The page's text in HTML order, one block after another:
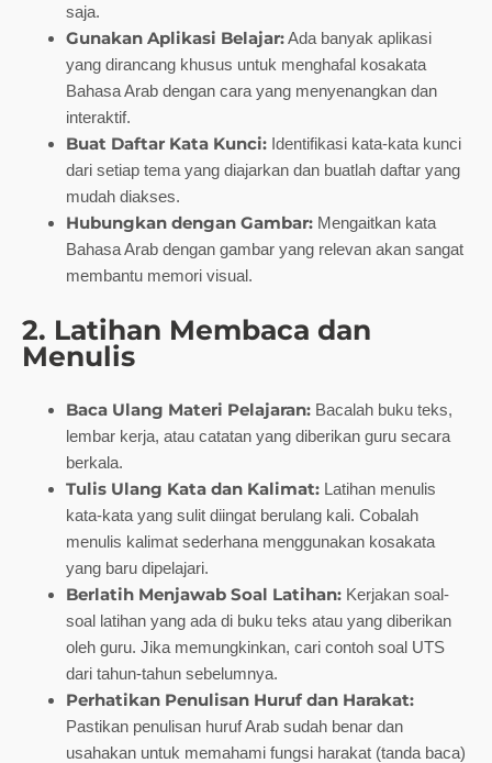
saja.
Gunakan Aplikasi Belajar:Ada banyak aplikasi
yang dirancang khusus untuk menghafal kosakata
Bahasa Arab dengan cara yang menyenangkan dan
interaktif.
Buat Daftar Kata Kunci: Identifikasi kata-kata kunci
dari setiap tema yang diajarkan dan buatlah daftar yang
mudah diakses.
Hubungkan dengan Gambar: Mengaitkan kata
Bahasa Arab dengan gambar yang relevan akan sangat
membantu memori visual.
2. Latihan Membaca dan
Menulis
Baca Ulang Materi Pelajaran: Bacalah buku teks,
lembar kerja, atau catatan yang diberikan guru secara
berkala.
Tulis Ulang Kata dan Kalimat: Latihan menulis
kata-kata yang sulit diingat berulang kali. Cobalah
menulis kalimat sederhana menggunakan kosakata
yang baru dipelajari.
Berlatih Menjawab Soal Latihan: Kerjakan soal-
soal latihan yang ada di buku teks atau yang diberikan
oleh guru. Jika memungkinkan, cari contoh soal UTS
dari tahun-tahun sebelumnya.
Perhatikan Penulisan Huruf dan Harakat:
Pastikan penulisan huruf Arab sudah benar dan
usahakan untuk memahami fungsi harakat (tanda baca)